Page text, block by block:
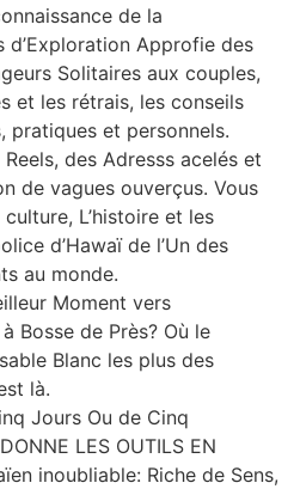
de la
d’Exploration Approfie des
Solitaires aux couples,
et les rétrais, les conseils
pratiques et personnels.
des Adresss acelés et
de vagues ouverçus. Vous
L’histoire et les
d’Hawaï de l’Un des
au monde.
Moment vers
Bosse de Près? Où le
Blanc les plus des
là.
Jours Ou de Cinq
LES OUTILS EN
inoubliable: Riche de Sens,